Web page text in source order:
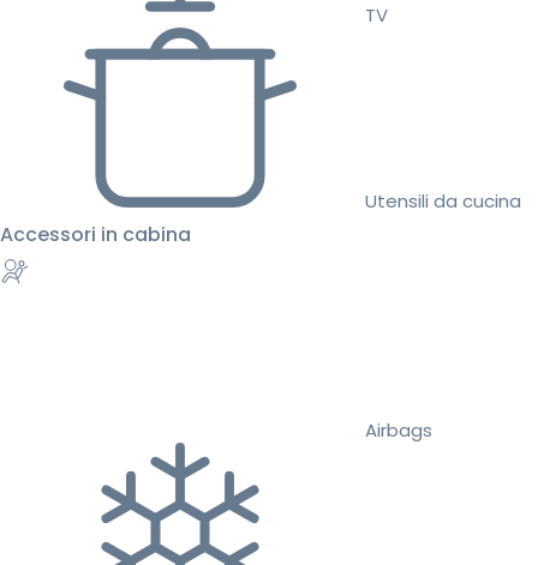
TV
Utensili da cucina
Accessori in cabina
Airbags